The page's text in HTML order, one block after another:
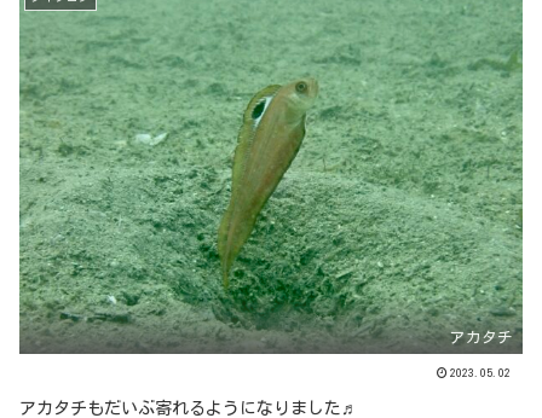
アカタチ
2023.05.02
アカタチもだいぶ寄れるようになりました♬